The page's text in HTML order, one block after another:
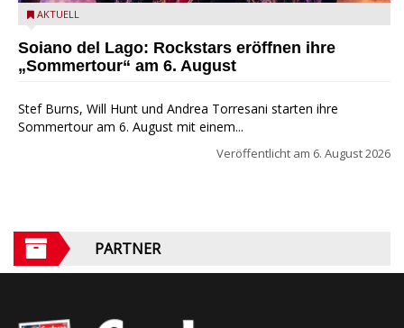
Stef Burns, Will Hunt und Andrea Torresani im Summer Rock
AKTUELL
Soiano del Lago: Rockstars eröffnen ihre
„Sommertour“ am 6. August
Stef Burns, Will Hunt und Andrea Torresani starten ihre
Sommertour am 6. August mit einem...
Veröffentlicht am 6. August 2026
PARTNER